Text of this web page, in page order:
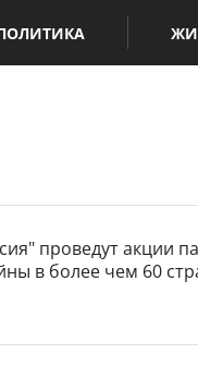
проведут акции
в более чем 60